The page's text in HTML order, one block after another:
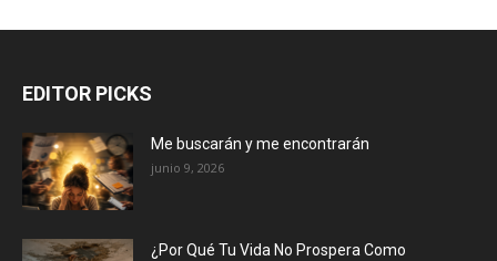
EDITOR PICKS
Me buscarán y me encontrarán
junio 9, 2026
¿Por Qué Tu Vida No Prospera Como